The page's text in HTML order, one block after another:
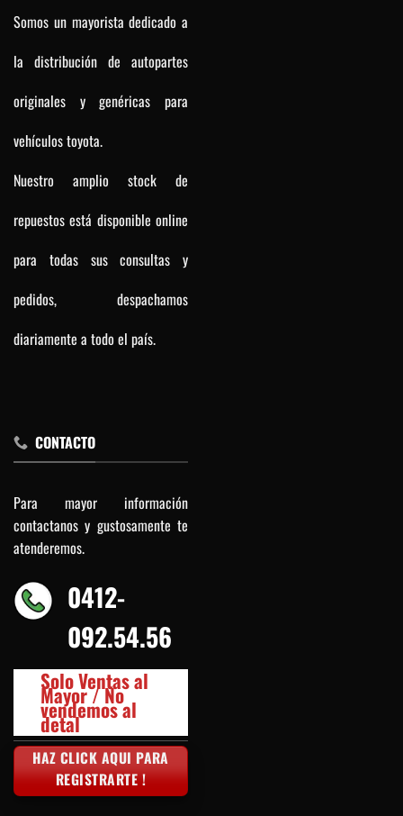
Somos un mayorista dedicado a
la distribución de autopartes
originales y genéricas para
vehículos toyota.
Nuestro amplio stock de
repuestos está disponible online
para todas sus consultas y
pedidos, despachamos
diariamente a todo el país.
CONTACTO
Para mayor información
contactanos y gustosamente te
atenderemos.
0412-
092.54.56
Solo Ventas al
Mayor / No
vendemos al
detal
HAZ CLICK AQUI PARA
REGISTRARTE !